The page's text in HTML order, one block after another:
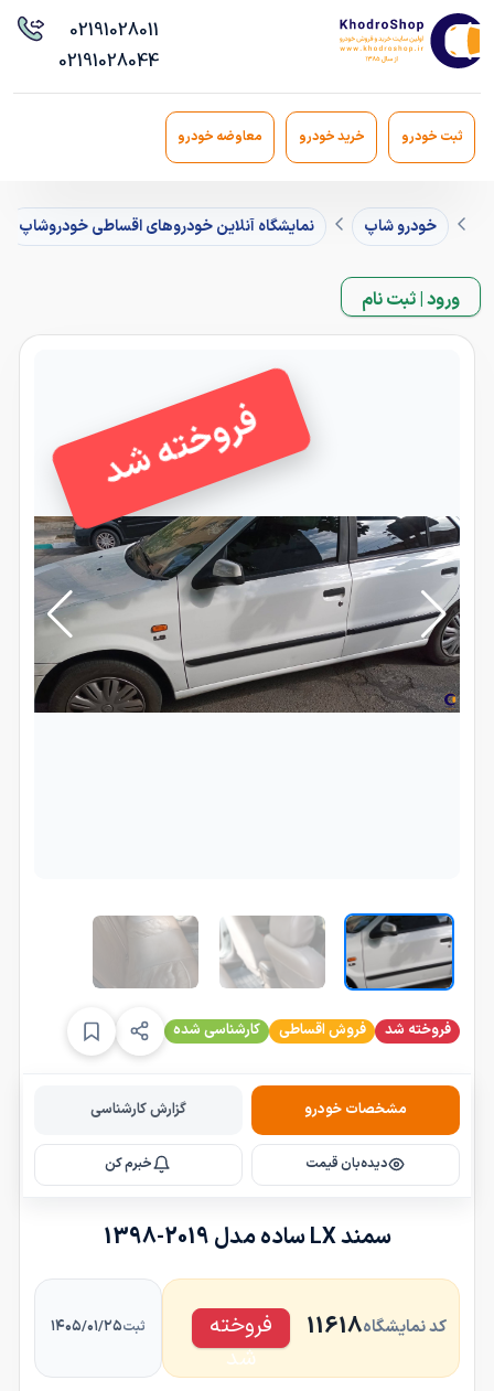
02191028011
02191028044
ثبت خودرو خرید خودرو معاوضه خودرو
خودرو شاپ نمایشگاه آنلاین خودروهای اقساطی خودروشاپ
ورود | ثبت نام
فروخته شد
فروخته شد فروش اقساطی کارشناسی شده
مشخصات خودرو گزارش کارشناسی
دیده‌بان قیمت خبرم کن
سمند LX ساده مدل 2019-1398
کد نمایشگاه11618
فروخته
شد
ثبت۱۴۰۵/۰۱/۲۵